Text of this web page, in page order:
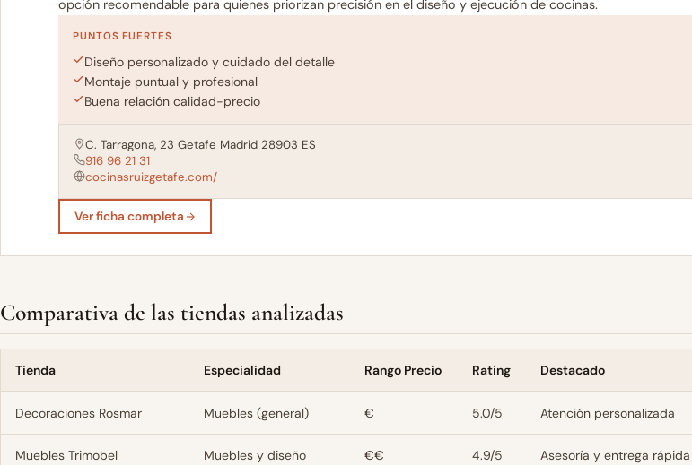
opción recomendable para quienes priorizan precisión en el diseño y ejecución de cocinas.
PUNTOS FUERTES
Diseño personalizado y cuidado del detalle
Montaje puntual y profesional
Buena relación calidad-precio
C. Tarragona, 23 Getafe Madrid 28903 ES
916 96 21 31
cocinasruizgetafe.com/
Ver ficha completa
Comparativa de las tiendas analizadas
Tienda Especialidad Rango Precio Rating Destacado
Decoraciones Rosmar Muebles (general) € 5.0/5 Atención personalizada
Muebles Trimobel Muebles y diseño €€ 4.9/5 Asesoría y entrega rápida